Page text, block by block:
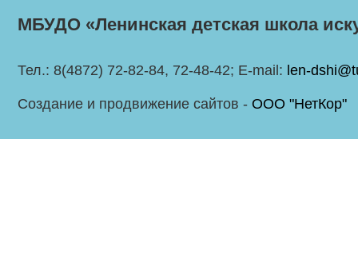
МБУДО «Ленинская детская школа
Тел.: 8(4872) 72-82-84, 72-48-42; E-mail: len-
Создание и продвижение сайтов - ООО "НетКор"